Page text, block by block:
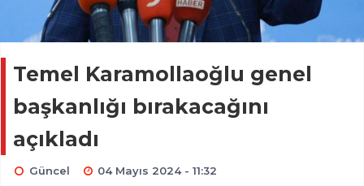
Temel Karamollaoğlu genel
başkanlığı bırakacağını
açıkladı
Güncel 04 Mayıs 2024 - 11:32